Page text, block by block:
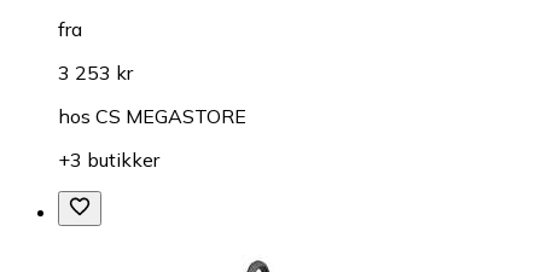
fra
3 253 kr
hos CS MEGASTORE
+3 butikker